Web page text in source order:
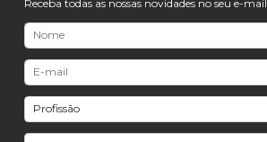
Receba todas as nossas novidades no seu e-mail.